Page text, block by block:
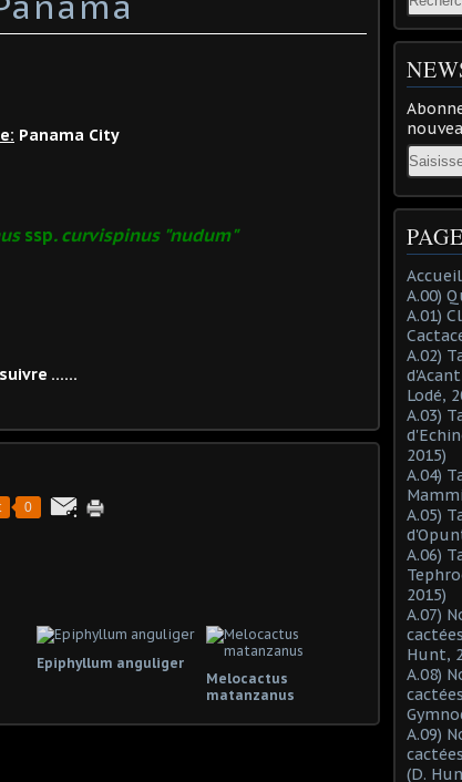
Panama City
ssp. curvispinus "nudum"
......
0
Epiphyllum anguliger
Melocactus
matanzanus
Email
Accueil
A.00)
A.01)
A.02)
Lodé,
A.03)
2015)
A.04)
A.05)
A.06)
2015)
A.07)
Hunt,
A.08)
A.09)
(D.